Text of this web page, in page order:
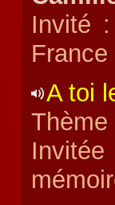
Invité
A toi
Thème